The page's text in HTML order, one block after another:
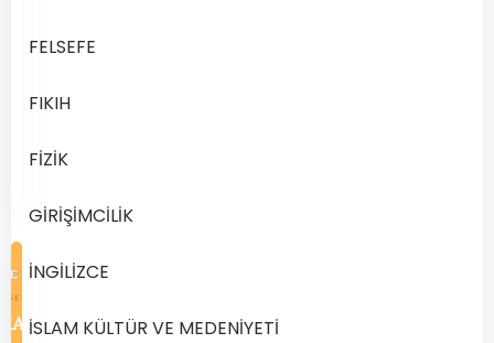
Yılı…
Oku
FELSEFE
FIKIH
FİZİK
GİRİŞİMCİLİK
İNGİLİZCE
İSLAM KÜLTÜR VE MEDENİYETİ